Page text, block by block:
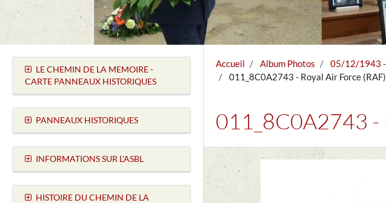
Accueil Album Photos 05/12/1943 -
011_8C0A2743 - Royal Air Force (RAF)
011_8C0A2743 -
LE CHEMIN DE LA MEMOIRE -
CARTE PANNEAUX HISTORIQUES
PANNEAUX HISTORIQUES
INFORMATIONS SUR L'ASBL
HISTOIRE DU CHEMIN DE LA